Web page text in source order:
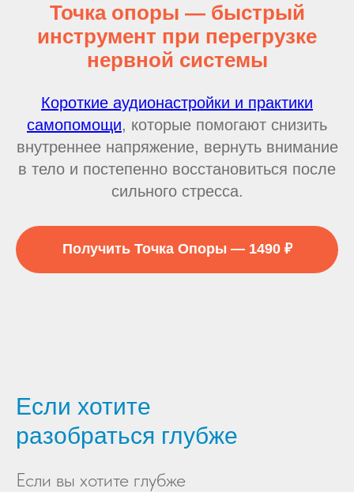
Точка опоры — быстрый
инструмент при перегрузке
нервной системы
Короткие аудионастройки и практики
самопомощи, которые помогают снизить
внутреннее напряжение, вернуть внимание
в тело и постепенно восстановиться после
сильного стресса.
Получить Точка Опоры — 1490 ₽
Если хотите
разобраться глубже
Если вы хотите глубже